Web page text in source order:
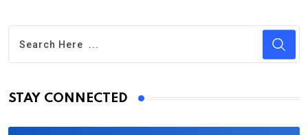
STAY CONNECTED